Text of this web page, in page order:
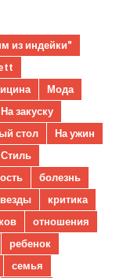
из индейки"
Мода
На закуску
стол
На ужин
Стиль
болезнь
критика
отношения
ребенок
семья